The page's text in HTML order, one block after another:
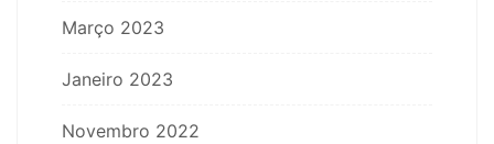
Março 2023
Janeiro 2023
Novembro 2022